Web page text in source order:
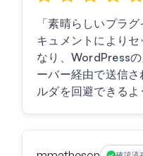
「素晴らしいプラ
キュメントにより
なり、WordPress
ーバー経由で送信
ルダを回避できるよ